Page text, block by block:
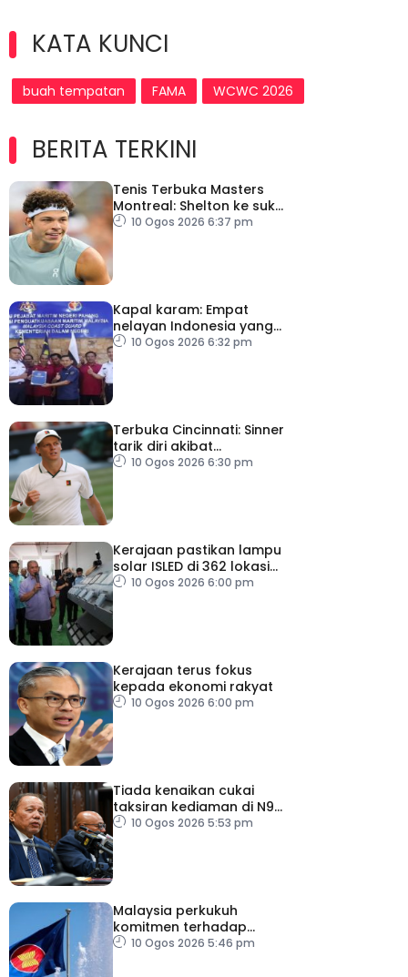
KATA KUNCI
buah tempatan FAMA WCWC 2026
BERITA TERKINI
Tenis Terbuka Masters
Montreal: Shelton ke suku
akhir10 Ogos 2026 6:37 pm
Kapal karam: Empat
nelayan Indonesia yang
terselamat diserah
10 Ogos 2026 6:32 pm
Terbuka Cincinnati: Sinner
tarik diri akibat
kecederaan lutut
10 Ogos 2026 6:30 pm
Kerajaan pastikan lampu
solar ISLED di 362 lokasi
berkualiti, selamat
10 Ogos 2026 6:00 pm
Kerajaan terus fokus
kepada ekonomi rakyat
10 Ogos 2026 6:00 pm
Tiada kenaikan cukai
taksiran kediaman di N9
untuk lima tahun
10 Ogos 2026 5:53 pm
Malaysia perkukuh
komitmen terhadap
keamanan, kemakmuran
10 Ogos 2026 5:46 pm